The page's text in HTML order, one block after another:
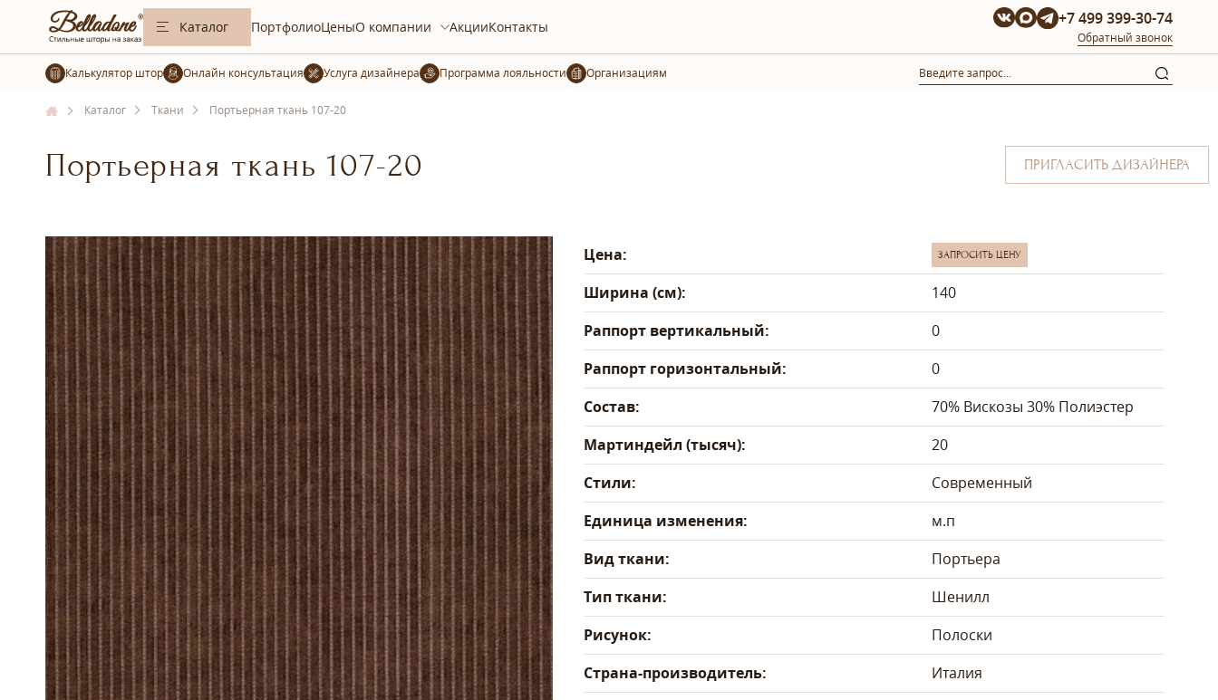
Каталог ПортфолиоЦеныО компании АкцииКонтакты +7 499 399-30-74
Обратный звонок
Калькулятор штор Услуга дизайнера Организациям
Каталог Ткани Портьерная ткань 107-20
Портьерная ткань 107-20 ПРИГЛАСИТЬ ДИЗАЙНЕРА
Цена: ЗАПРОСИТЬ ЦЕНУ
Ширина (см):
140
Раппорт вертикальный:
0
Раппорт горизонтальный:
0
Состав:
70% Вискозы 30% Полиэстер
Мартиндейл (тысяч):
20
Стили:
Современный
Единица изменения:
м.п
Вид ткани:
Портьера
Тип ткани:
Шенилл
Рисунок:
Полоски
Страна-производитель:
Италия